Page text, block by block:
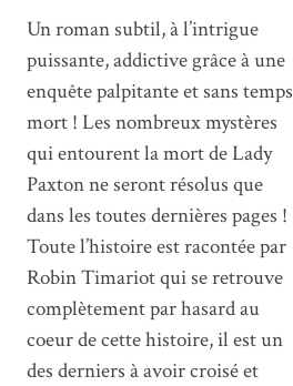
Un roman subtil, à l’intrigue
puissante, addictive grâce à une
enquête palpitante et sans temps
mort ! Les nombreux mystères
qui entourent la mort de Lady
Paxton ne seront résolus que
dans les toutes dernières pages !
Toute l’histoire est racontée par
Robin Timariot qui se retrouve
complètement par hasard au
coeur de cette histoire, il est un
des derniers à avoir croisé et